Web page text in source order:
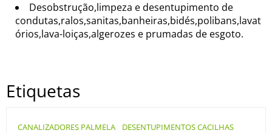
Desobstrução,limpeza e desentupimento de
condutas,ralos,sanitas,banheiras,bidés,polibans,lavat
órios,lava-loiças,algerozes e prumadas de esgoto.
Etiquetas
CANALIZADORES PALMELA
DESENTUPIMENTOS CACILHAS